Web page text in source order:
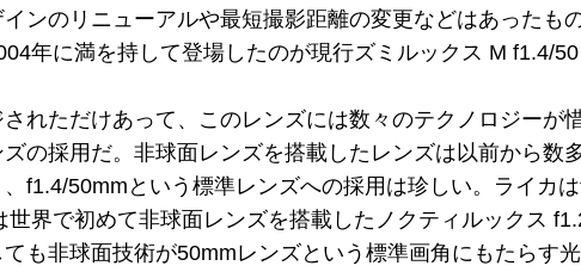
ンのリニューアルや最短撮影距離の変更などはあったも
年に満を持して登場したのが現行ズミルックス M f1.4/50
れただけあって、このレンズには数々のテクノロジーが
の採用だ。非球面レンズを搭載したレンズは以前から数
f1.4/50mmという標準レンズへの採用は珍しい。ライカ
界で初めて非球面レンズを搭載したノクティルックス
も非球面技術が50mmレンズという標準画角にもたらす